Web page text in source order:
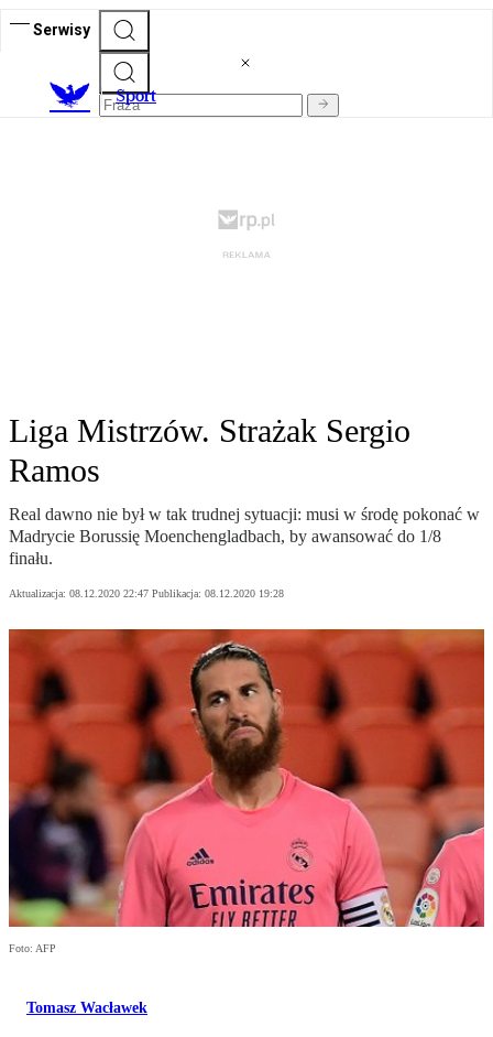
Serwisy
Sport
Liga Mistrzów. Strażak Sergio
Ramos
Real dawno nie był w tak trudnej sytuacji: musi w środę pokonać w
Madrycie Borussię Moenchengladbach, by awansować do 1/8
finału.
Aktualizacja: 08.12.2020 22:47 Publikacja: 08.12.2020 19:28
Foto: AFP
Tomasz Wacławek